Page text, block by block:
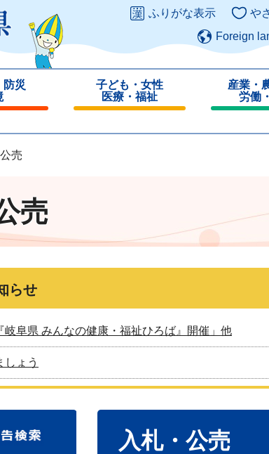
ふりがな表示 や
Foreign
防災
子ども・女性
医療・福祉
じ
産業・
労働
じ
売
売
らせ
岐阜県 みんなの健康・福祉ひろば』開催」他
しょう
入札・公売